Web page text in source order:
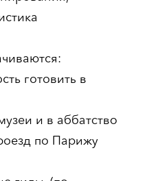
готовить в
и в аббатство
по Парижу